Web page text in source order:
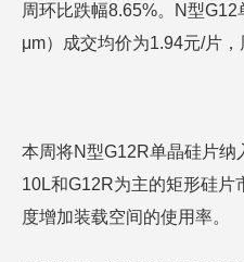
周环比跌幅8.65%。N型
μm）成交均价为1.94元/片，
本周将N型G12R单晶硅片纳
10L和G12R为主的矩形硅片
度增加装载空间的使用率。